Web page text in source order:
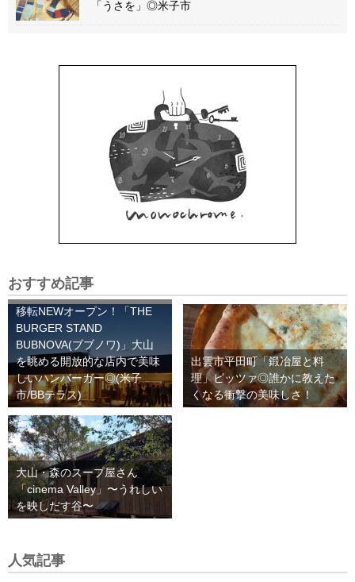
「うさを」◎米子市
おすすめ記事
移転NEWオープン！「THE
BURGER STAND
BUBNOVA(ブブノワ)」大山
を眺める開放的な店内で美味
しいハンバーガー◎(米子
市/BBテラス)
出雲市平田町「鍛冶屋と料
理」ピッツァ◎誰かに教えた
くなる衝撃の美味しさ！
大山・森のスープ屋さん
「cinema Valley」〜うれしい
を映しだす谷〜
人気記事